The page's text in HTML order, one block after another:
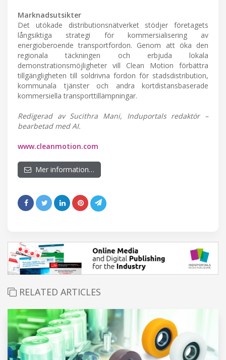
Marknadsutsikter
Det utökade distributionsnätverket stödjer företagets
långsiktiga strategi för kommersialisering av
energioberoende transportfordon. Genom att öka den
regionala täckningen och erbjuda lokala
demonstrationsmöjligheter vill Clean Motion förbättra
tillgängligheten till soldrivna fordon för stadsdistribution,
kommunala tjänster och andra kortdistansbaserade
kommersiella transporttillämpningar.
Redigerad av Sucithra Mani, Induportals redaktör –
bearbetad med AI.
www.cleanmotion.com
Mer information…
RELATED ARTICLES